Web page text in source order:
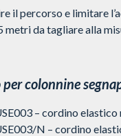
il percorso e limitare
metri da tagliare alla
colonnine
– cordino elastico
N – cordino